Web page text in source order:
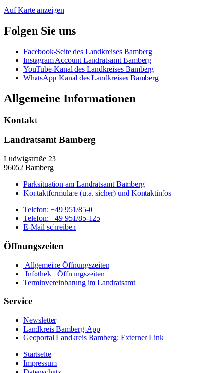
Auf Karte anzeigen
Folgen Sie uns
Facebook-Seite des Landkreises Bamberg
Instagram Account Landratsamt Bamberg
YouTube-Kanal des Landkreises Bamberg
WhatsApp-Kanal des Landkreises Bamberg
Allgemeine Informationen
Kontakt
Landratsamt Bamberg
Ludwigstraße 23
96052 Bamberg
Parksituation am Landratsamt Bamberg
Kontaktformulare (u.a. sicher) und Kontaktinfos
Telefon: +49 951/85-0
Telefon: +49 951/85-125
E-Mail schreiben
Öffnungszeiten
Allgemeine Öffnungszeiten
Infothek - Öffnungszeiten
Terminvereinbarung im Landratsamt
Service
Newsletter
Landkreis Bamberg-App
Geoportal Landkreis Bamberg: Externer Link
Startseite
Impressum